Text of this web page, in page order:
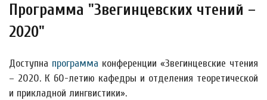
Программа "Звегинцевских чтений –
2020"
Доступна программа конференции «Звегинцевские чтения
– 2020. К 60-летию кафедры и отделения теоретической
и прикладной лингвистики».